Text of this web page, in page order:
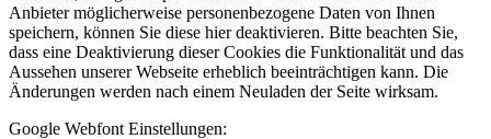
Anbieter möglicherweise personenbezogene Daten von Ihnen
speichern, können Sie diese hier deaktivieren. Bitte beachten Sie,
dass eine Deaktivierung dieser Cookies die Funktionalität und das
Aussehen unserer Webseite erheblich beeinträchtigen kann. Die
Änderungen werden nach einem Neuladen der Seite wirksam.
Google Webfont Einstellungen: